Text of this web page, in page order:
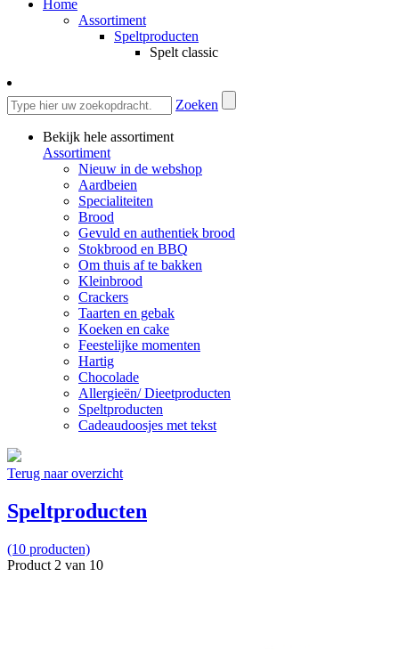
Home
Assortiment
Speltproducten
Spelt classic
Zoeken
Bekijk hele assortiment
Assortiment
Nieuw in de webshop
Aardbeien
Specialiteiten
Brood
Gevuld en authentiek brood
Stokbrood en BBQ
Om thuis af te bakken
Kleinbrood
Crackers
Taarten en gebak
Koeken en cake
Feestelijke momenten
Hartig
Chocolade
Allergieën/ Dieetproducten
Speltproducten
Cadeaudoosjes met tekst
Terug naar overzicht
Speltproducten
(10 producten)
Product 2 van 10